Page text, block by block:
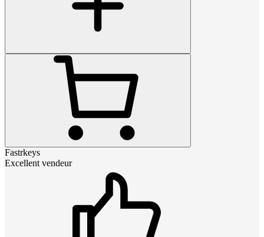
Fastrkeys
Excellent vendeur